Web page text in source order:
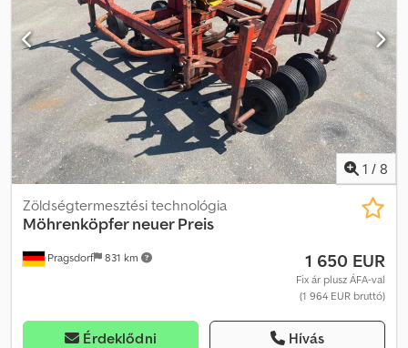
1 / 8
Pragsdorf 831 km
Zöldségtermesztési technológia
Möhrenköpfer neuer Preis
1 650 EUR
Fix ár plusz ÁFA-val
(1 964 EUR bruttó)
Érdeklődni Hívás